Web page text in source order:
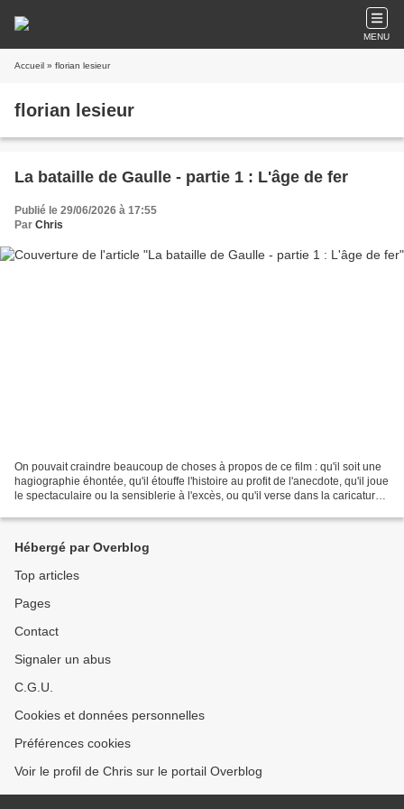
MENU
Accueil » florian lesieur
florian lesieur
La bataille de Gaulle - partie 1 : L'âge de fer
Publié le 29/06/2026 à 17:55
Par Chris
On pouvait craindre beaucoup de choses à propos de ce film : qu'il soit une
hagiographie éhontée, qu'il étouffe l'histoire au profit de l'anecdote, qu'il joue
le spectaculaire ou la sensiblerie à l'excès, ou qu'il verse dans la caricature
Hébergé par Overblog
Top articles
Pages
Contact
Signaler un abus
C.G.U.
Cookies et données personnelles
Préférences cookies
Voir le profil de Chris sur le portail Overblog